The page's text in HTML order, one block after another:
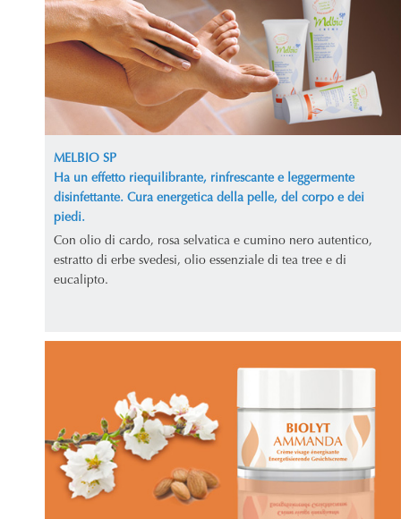
MELBIO SP
Ha un effetto riequilibrante, rinfrescante e leggermente
disinfettante. Cura energetica della pelle, del corpo e dei
piedi.
Con olio di cardo, rosa selvatica e cumino nero autentico,
estratto di erbe svedesi, olio essenziale di tea tree e di
eucalipto.